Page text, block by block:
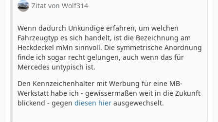
Zitat von Wolf314
Wenn dadurch Unkundige erfahren, um welchen
Fahrzeugtyp es sich handelt, ist die Bezeichnung am
Heckdeckel mMn sinnvoll. Die symmetrische Anordnung
finde ich sogar recht gelungen, auch wenn das für
Mercedes untypisch ist.
Den Kennzeichenhalter mit Werbung für eine MB-
Werkstatt habe ich - gewissermaßen weit in die Zukunft
blickend - gegen diesen hier ausgewechselt.